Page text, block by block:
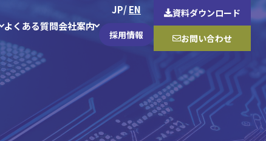
よくある質問会社案内
JP EN
採用情報
資料ダウンロード
お問い合わせ